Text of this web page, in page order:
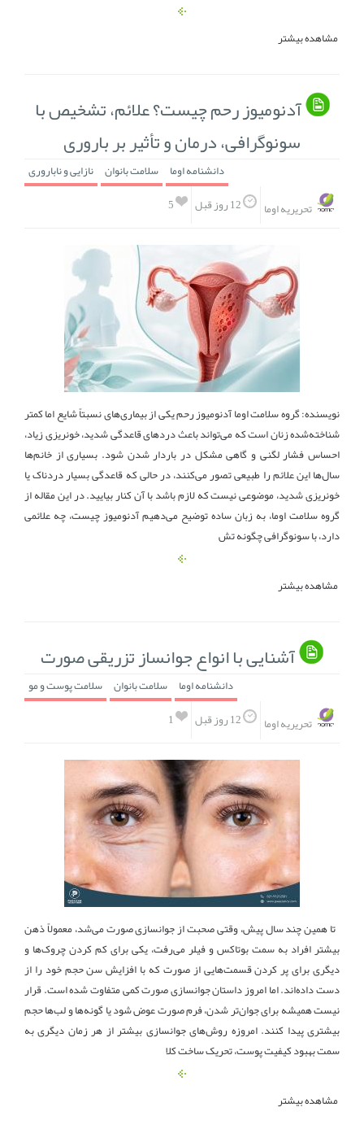
مشاهده بیشتر
آدنومیوز رحم چیست؟ علائم، تشخیص با
سونوگرافی، درمان و تأثیر بر باروری
دانشنامه اوما سلامت بانوان نازایی و ناباروری
5
تحریریه اوما
نویسنده: گروه سلامت اوما آدنومیوز رحم یکی از بیماری‌های نسبتاً شایع اما کمتر
شناخته‌شده زنان است که می‌تواند باعث دردهای قاعدگی شدید، خونریزی زیاد،
احساس فشار لگنی و گاهی مشکل در باردار شدن شود. بسیاری از خانم‌ها
سال‌ها این علائم را طبیعی تصور می‌کنند، در حالی که قاعدگی بسیار دردناک یا
خونریزی شدید، موضوعی نیست که لازم باشد با آن کنار بیایید. در این مقاله از
گروه سلامت اوما، به زبان ساده توضیح می‌دهیم آدنومیوز چیست، چه علائمی
دارد، با سونوگرافی چگونه تش
مشاهده بیشتر
آشنایی با انواع جوانساز تزریقی صورت
دانشنامه اوما سلامت بانوان سلامت پوست و مو
1
تحریریه اوما
تا همین چند سال پیش، وقتی صحبت از جوانسازی صورت می‌شد، معمولاً ذهن
بیشتر افراد به سمت بوتاکس و فیلر می‌رفت، یکی برای کم کردن چروک‌ها و
دیگری برای پر کردن قسمت‌هایی از صورت که با افزایش سن حجم خود را از
دست داده‌اند. اما امروز داستان جوانسازی صورت کمی متفاوت شده است. قرار
نیست همیشه برای جوان‌تر شدن، فرم صورت عوض شود یا گونه‌ها و لب‌ها حجم
بیشتری پیدا کنند. امروزه روش‌های جوانسازی بیشتر از هر زمان دیگری به
سمت بهبود کیفیت پوست، تحریک ساخت کلا
مشاهده بیشتر